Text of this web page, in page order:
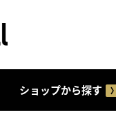
ショップから探す